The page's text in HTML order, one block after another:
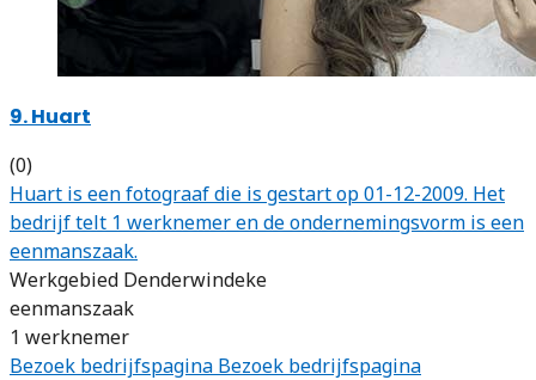
9. Huart
(0)
Huart is een fotograaf die is gestart op 01-12-2009. Het
bedrijf telt 1 werknemer en de ondernemingsvorm is een
eenmanszaak.
Werkgebied Denderwindeke
eenmanszaak
1 werknemer
Bezoek bedrijfspagina Bezoek bedrijfspagina